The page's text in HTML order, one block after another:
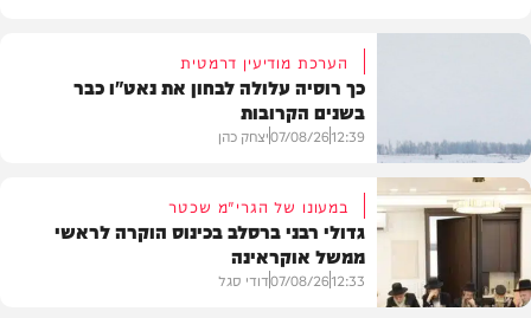
הערכת מודיעין דרמטית
כך רוסיה עלולה לבחון את נאט"ו כבר
בשנים הקרובות
12:39
07/08/26יצחק כהן
במעונו של הגרי"מ שכטר
גדולי רבני ברסלב בכינוס הוקרה לראשי
ממשל אוקראינה
12:33
07/08/26דודי סגל